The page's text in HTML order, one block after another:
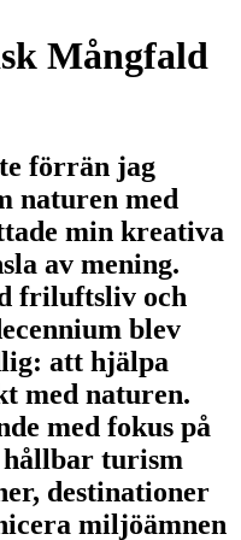
Mångfald
förrän jag
naturen med
min kreativa
av mening.
friluftsliv och
blev
att hjälpa
med naturen.
med fokus på
hållbar turism
destinationer
miljöämnen